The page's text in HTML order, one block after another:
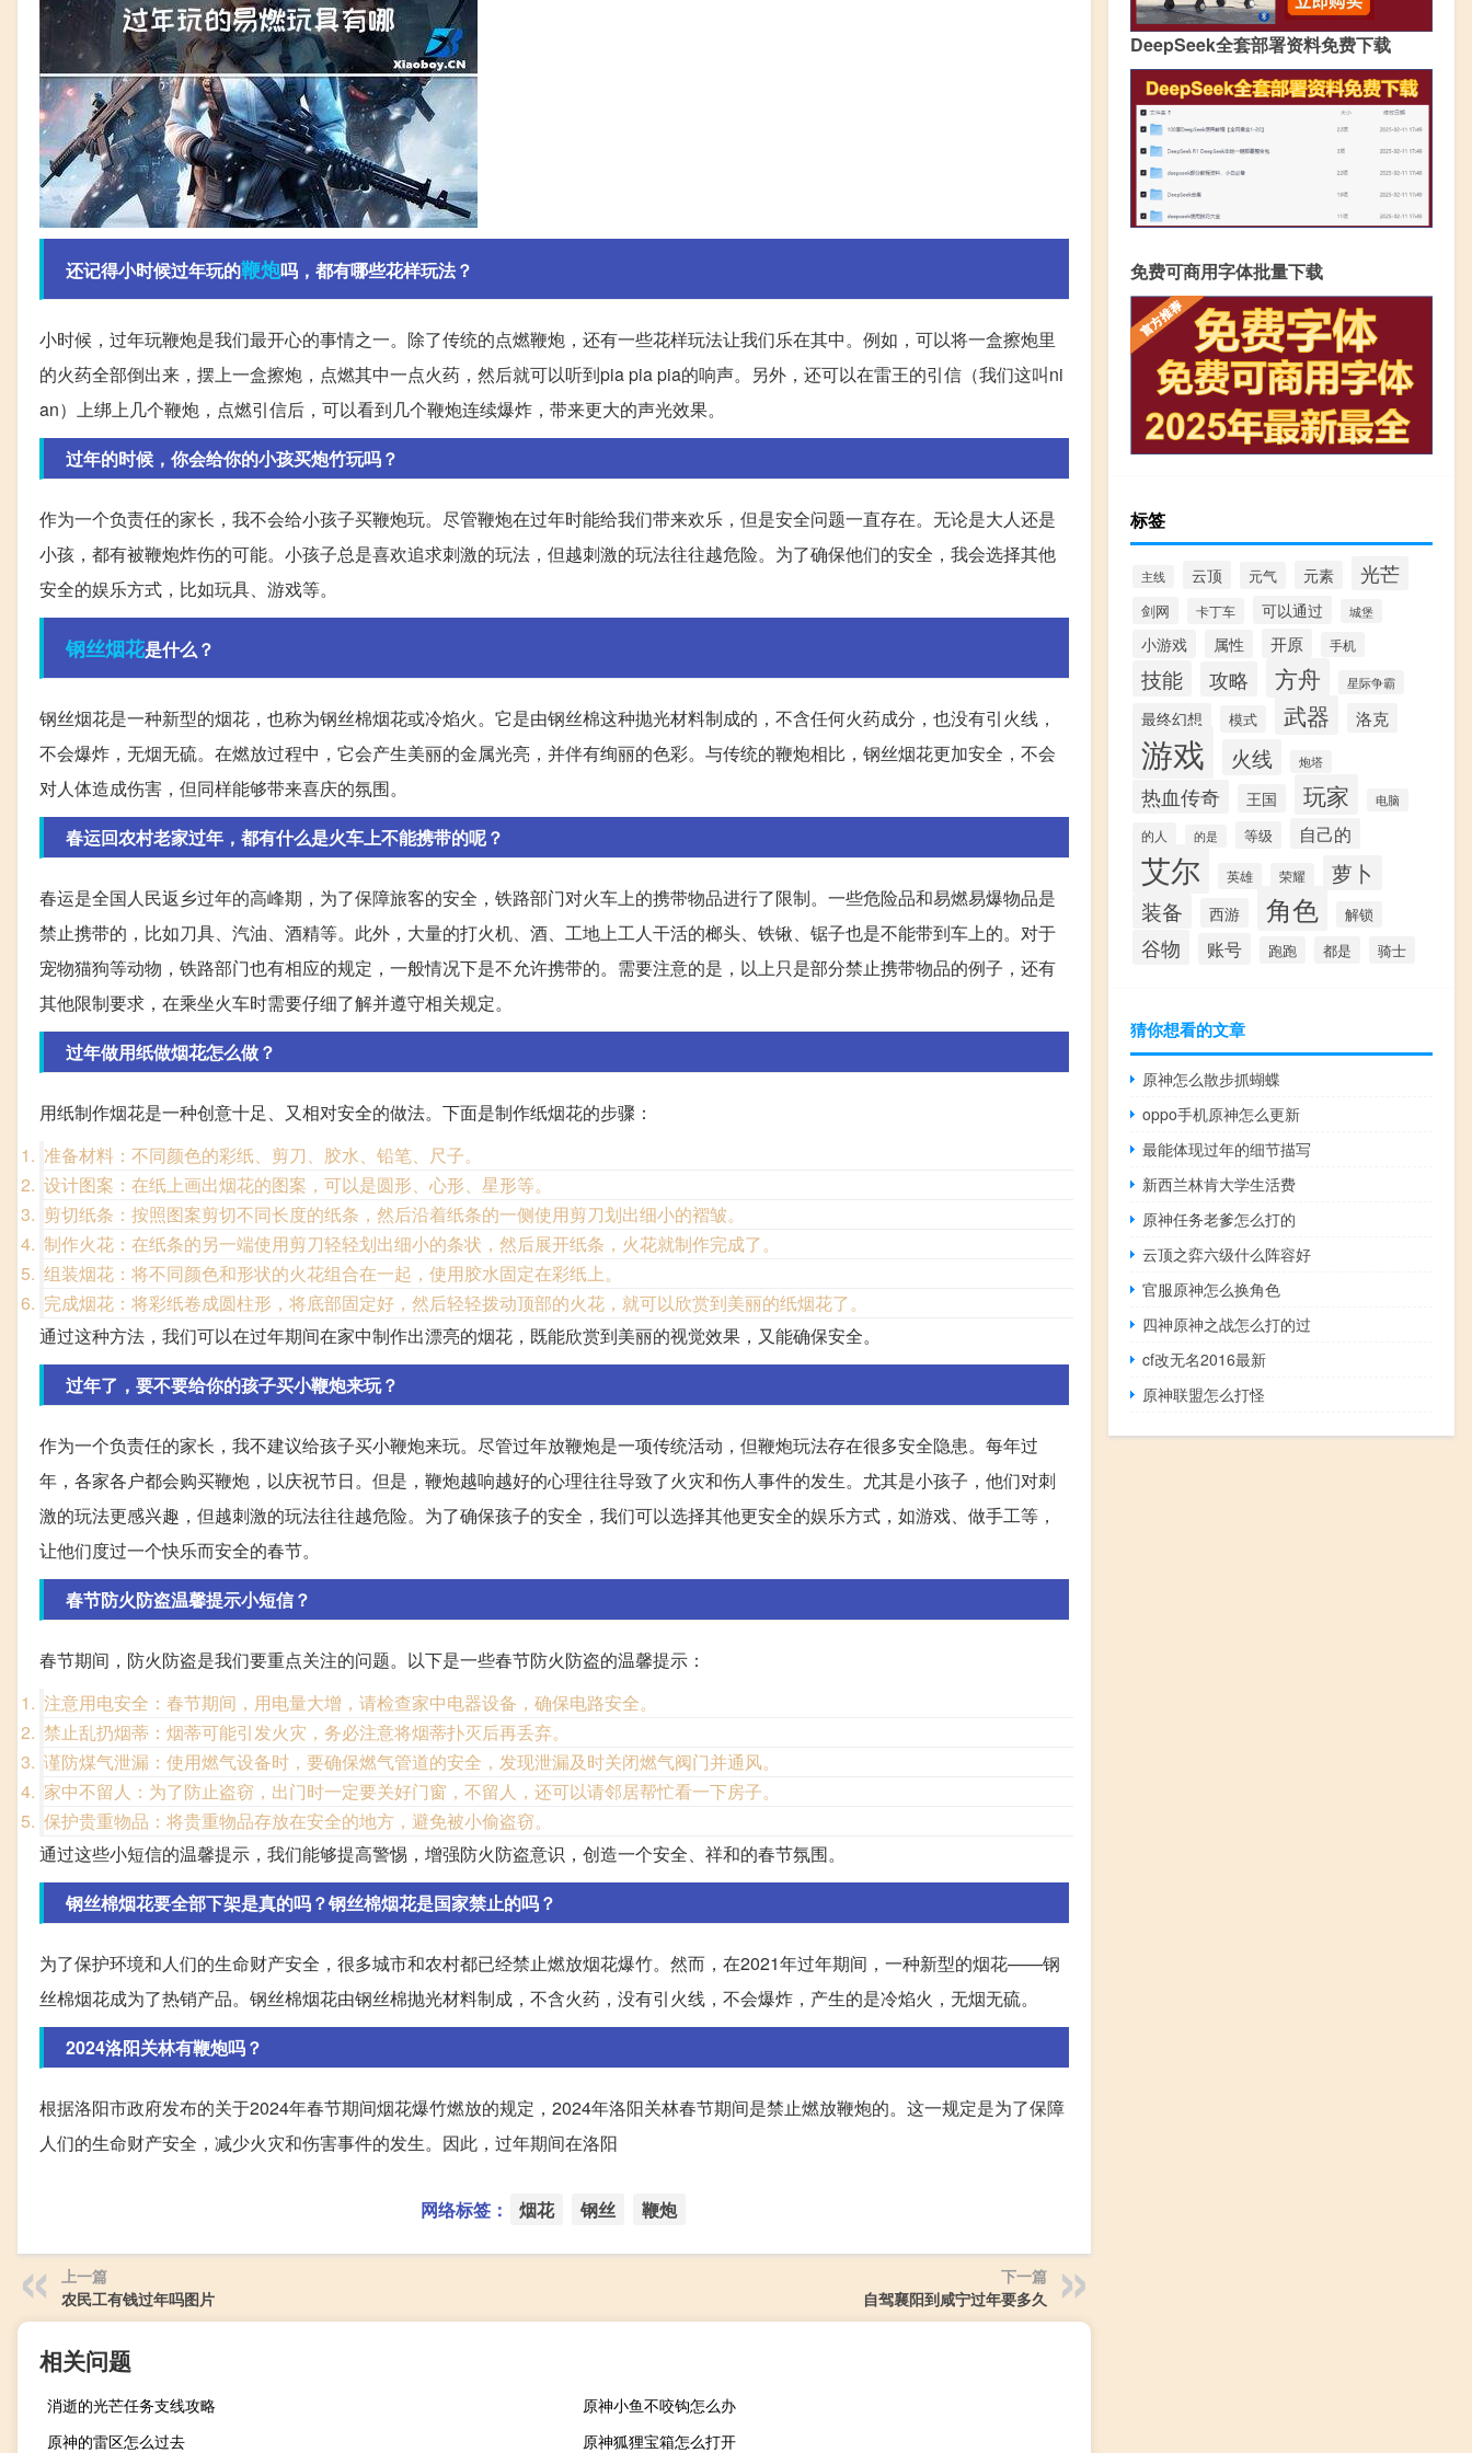
还记得小时候过年玩的鞭炮吗，都有哪些花样玩法？
小时候，过年玩鞭炮是我们最开心的事情之一。除了传统的点燃鞭炮，还有一些花样玩法让我们乐在其中。例如，可以将一盒擦炮里
的火药全部倒出来，摆上一盒擦炮，点燃其中一点火药，然后就可以听到pia pia pia的响声。另外，还可以在雷王的引信（我们这叫ni
an）上绑上几个鞭炮，点燃引信后，可以看到几个鞭炮连续爆炸，带来更大的声光效果。
过年的时候，你会给你的小孩买炮竹玩吗？
作为一个负责任的家长，我不会给小孩子买鞭炮玩。尽管鞭炮在过年时能给我们带来欢乐，但是安全问题一直存在。无论是大人还是
小孩，都有被鞭炮炸伤的可能。小孩子总是喜欢追求刺激的玩法，但越刺激的玩法往往越危险。为了确保他们的安全，我会选择其他
安全的娱乐方式，比如玩具、游戏等。
钢丝烟花是什么？
钢丝烟花是一种新型的烟花，也称为钢丝棉烟花或冷焰火。它是由钢丝棉这种抛光材料制成的，不含任何火药成分，也没有引火线，
不会爆炸，无烟无硫。在燃放过程中，它会产生美丽的金属光亮，并伴有绚丽的色彩。与传统的鞭炮相比，钢丝烟花更加安全，不会
对人体造成伤害，但同样能够带来喜庆的氛围。
春运回农村老家过年，都有什么是火车上不能携带的呢？
春运是全国人民返乡过年的高峰期，为了保障旅客的安全，铁路部门对火车上的携带物品进行了限制。一些危险品和易燃易爆物品是
禁止携带的，比如刀具、汽油、酒精等。此外，大量的打火机、酒、工地上工人干活的榔头、铁锹、锯子也是不能带到车上的。对于
宠物猫狗等动物，铁路部门也有相应的规定，一般情况下是不允许携带的。需要注意的是，以上只是部分禁止携带物品的例子，还有
其他限制要求，在乘坐火车时需要仔细了解并遵守相关规定。
过年做用纸做烟花怎么做？
用纸制作烟花是一种创意十足、又相对安全的做法。下面是制作纸烟花的步骤：
准备材料：不同颜色的彩纸、剪刀、胶水、铅笔、尺子。
设计图案：在纸上画出烟花的图案，可以是圆形、心形、星形等。
剪切纸条：按照图案剪切不同长度的纸条，然后沿着纸条的一侧使用剪刀划出细小的褶皱。
制作火花：在纸条的另一端使用剪刀轻轻划出细小的条状，然后展开纸条，火花就制作完成了。
组装烟花：将不同颜色和形状的火花组合在一起，使用胶水固定在彩纸上。
完成烟花：将彩纸卷成圆柱形，将底部固定好，然后轻轻拨动顶部的火花，就可以欣赏到美丽的纸烟花了。
通过这种方法，我们可以在过年期间在家中制作出漂亮的烟花，既能欣赏到美丽的视觉效果，又能确保安全。
过年了，要不要给你的孩子买小鞭炮来玩？
作为一个负责任的家长，我不建议给孩子买小鞭炮来玩。尽管过年放鞭炮是一项传统活动，但鞭炮玩法存在很多安全隐患。每年过
年，各家各户都会购买鞭炮，以庆祝节日。但是，鞭炮越响越好的心理往往导致了火灾和伤人事件的发生。尤其是小孩子，他们对刺
激的玩法更感兴趣，但越刺激的玩法往往越危险。为了确保孩子的安全，我们可以选择其他更安全的娱乐方式，如游戏、做手工等，
让他们度过一个快乐而安全的春节。
春节防火防盗温馨提示小短信？
春节期间，防火防盗是我们要重点关注的问题。以下是一些春节防火防盗的温馨提示：
注意用电安全：春节期间，用电量大增，请检查家中电器设备，确保电路安全。
禁止乱扔烟蒂：烟蒂可能引发火灾，务必注意将烟蒂扑灭后再丢弃。
谨防煤气泄漏：使用燃气设备时，要确保燃气管道的安全，发现泄漏及时关闭燃气阀门并通风。
家中不留人：为了防止盗窃，出门时一定要关好门窗，不留人，还可以请邻居帮忙看一下房子。
保护贵重物品：将贵重物品存放在安全的地方，避免被小偷盗窃。
通过这些小短信的温馨提示，我们能够提高警惕，增强防火防盗意识，创造一个安全、祥和的春节氛围。
钢丝棉烟花要全部下架是真的吗？钢丝棉烟花是国家禁止的吗？
为了保护环境和人们的生命财产安全，很多城市和农村都已经禁止燃放烟花爆竹。然而，在2021年过年期间，一种新型的烟花——钢
丝棉烟花成为了热销产品。钢丝棉烟花由钢丝棉抛光材料制成，不含火药，没有引火线，不会爆炸，产生的是冷焰火，无烟无硫。
2024洛阳关林有鞭炮吗？
根据洛阳市政府发布的关于2024年春节期间烟花爆竹燃放的规定，2024年洛阳关林春节期间是禁止燃放鞭炮的。这一规定是为了保障
人们的生命财产安全，减少火灾和伤害事件的发生。因此，过年期间在洛阳
网络标签： 烟花 钢丝 鞭炮
上一篇
农民工有钱过年吗图片
下一篇
自驾襄阳到咸宁过年要多久
相关问题
消逝的光芒任务支线攻略
原神小鱼不咬钩怎么办
原神的雷区怎么过去
原神狐狸宝箱怎么打开
DeepSeek全套部署资料免费下载
免费可商用字体批量下载
标签
主线 云顶 元气 元素 光芒
剑网 卡丁车 可以通过 城堡
小游戏 属性 开原 手机
技能 攻略 方舟 星际争霸
最终幻想 模式 武器 洛克
游戏 火线 炮塔
热血传奇 王国 玩家 电脑
的人 的是 等级 自己的
艾尔 英雄 荣耀
萝卜
装备
西游 角色 解锁
谷物 账号 跑跑 都是 骑士
猜你想看的文章
原神怎么散步抓蝴蝶
oppo手机原神怎么更新
最能体现过年的细节描写
新西兰林肯大学生活费
原神任务老爹怎么打的
云顶之弈六级什么阵容好
官服原神怎么换角色
四神原神之战怎么打的过
cf改无名2016最新
原神联盟怎么打怪